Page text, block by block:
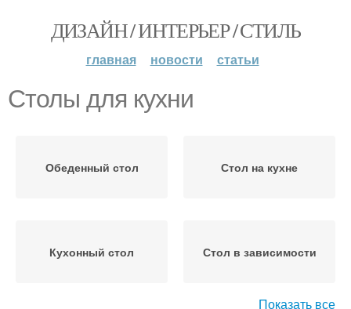
ДИЗАЙН / ИНТЕРЬЕР / СТИЛЬ
главная новости статьи
Столы для кухни
Обеденный стол Стол на кухне
Кухонный стол Стол в зависимости
Показать все